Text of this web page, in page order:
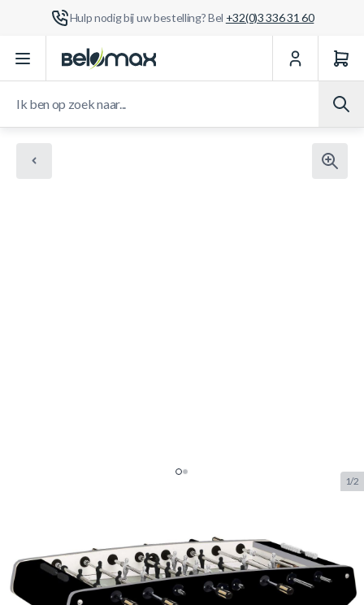
Hulp nodig bij uw bestelling? Bel +32(0)3 336 31 60
Ga naar de inhoud
1/2
Garlando G-5000 Evolution
Doorlopende Stangen
Voetbaltafel